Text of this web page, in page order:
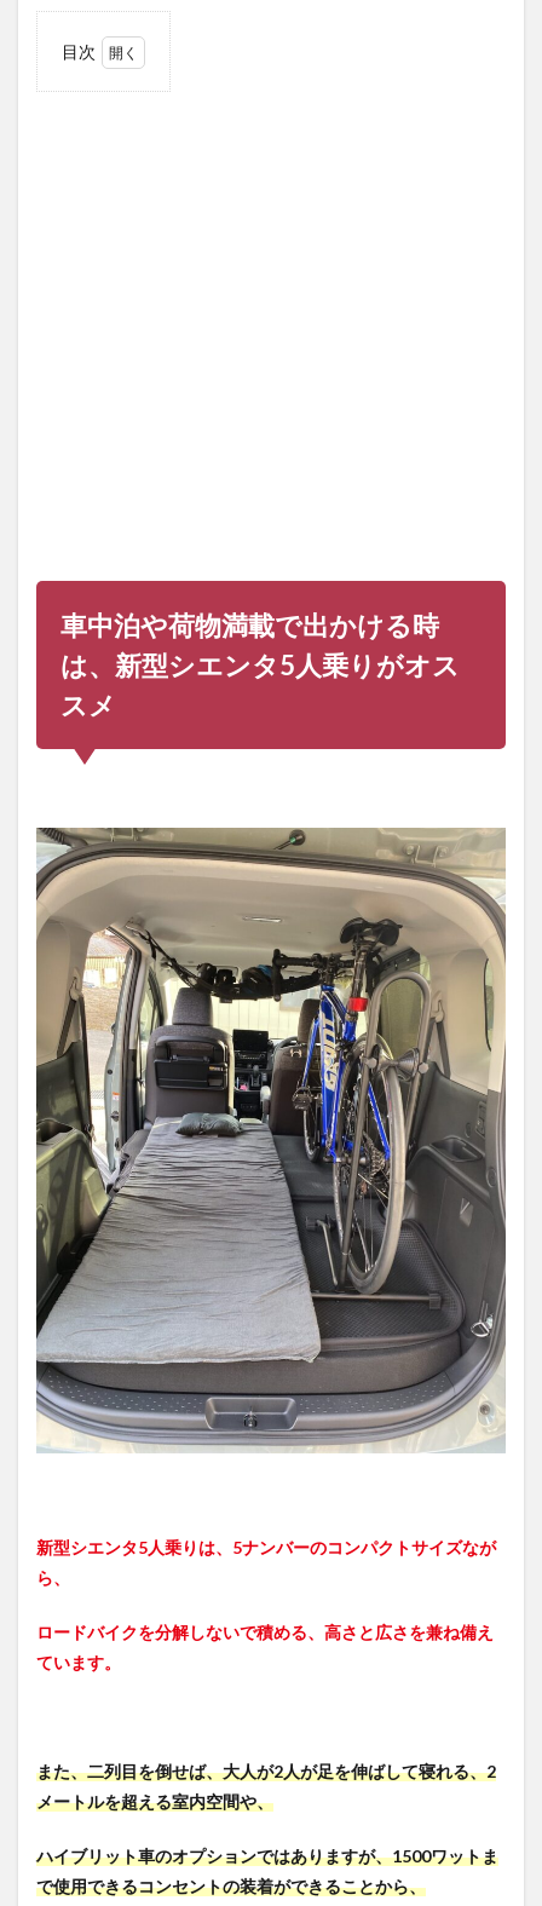
目次
列シ
仕様
人乗
が、
拡張
い
2.1
ブリ
ット
モデ
ルで
はオ
プシ
ョン
で電
源の
確保
が容
易
3
「シ
エン
タ」
って
どん
なク
ル
マ？
3.1
シエ
ズ)
さ・
幅・
高さ
新型
シエ
ンタ
ート
アレ
ンジ
車中泊や荷物満載で出かける時
は、新型シエンタ5人乗りがオス
スメ
新型シエンタ5人乗りは、5ナンバーのコンパクトサイズなが
ら、
ロードバイクを分解しないで積める、高さと広さを兼ね備え
ています。
また、二列目を倒せば、大人が2人が足を伸ばして寝れる、2
メートルを超える室内空間や、
ハイブリット車のオプションではありますが、1500ワットま
で使用できるコンセントの装着ができることから、